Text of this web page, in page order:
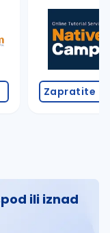
Zapratite
ili iznad